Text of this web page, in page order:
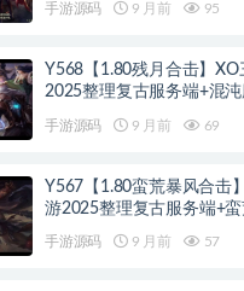
手游源码 9 月前 95
Y568【1.80残月合击】
2025整理复古服务端+混
手游源码 9 月前 69
Y567【1.80蛮荒暴风合击
游2025整理复古服务端+
手游源码 9 月前 57